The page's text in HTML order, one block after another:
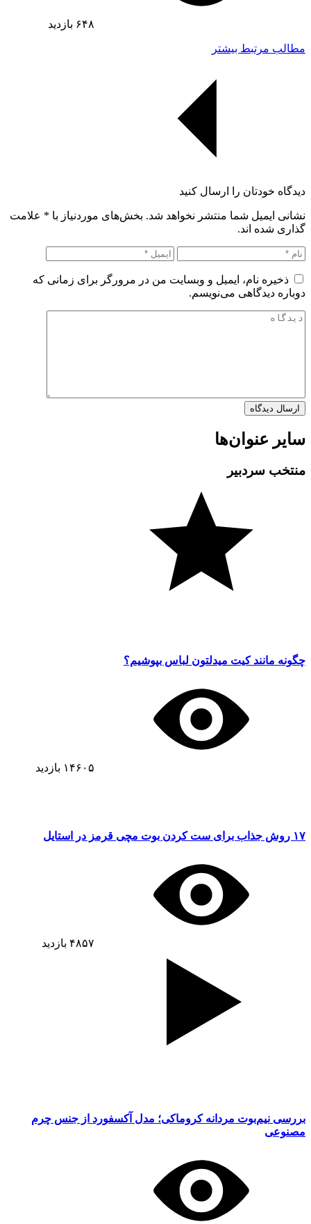
۶۴۸ بازدید
مطالب مرتبط بیشتر
دیدگاه خودتان را ارسال کنید
نشانی ایمیل شما منتشر نخواهد شد. بخش‌های موردنیاز با * علامت
گذاری شده اند.
ذخیره نام، ایمیل و وبسایت من در مرورگر برای زمانی که
دوباره دیدگاهی می‌نویسم.
سایر عنوان‌ها
منتخب سردبیر
چگونه مانند کیت میدلتون لباس بپوشیم؟
۱۴۶۰۵ بازدید
۱۷ روش جذاب برای ست کردن بوت مچی قرمز در استایل
۴۸۵۷ بازدید
بررسی نیم‌بوت مردانه کروماکی؛ مدل آکسفورد از جنس چرم
مصنوعی